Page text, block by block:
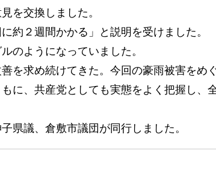
を交換しました。
約２週間かかる」と説明を受けました。
のようになっていました。
を求め続けてきた。今回の豪雨被害をめ
に、共産党としても実態をよく把握し、
県議、倉敷市議団が同行しました。